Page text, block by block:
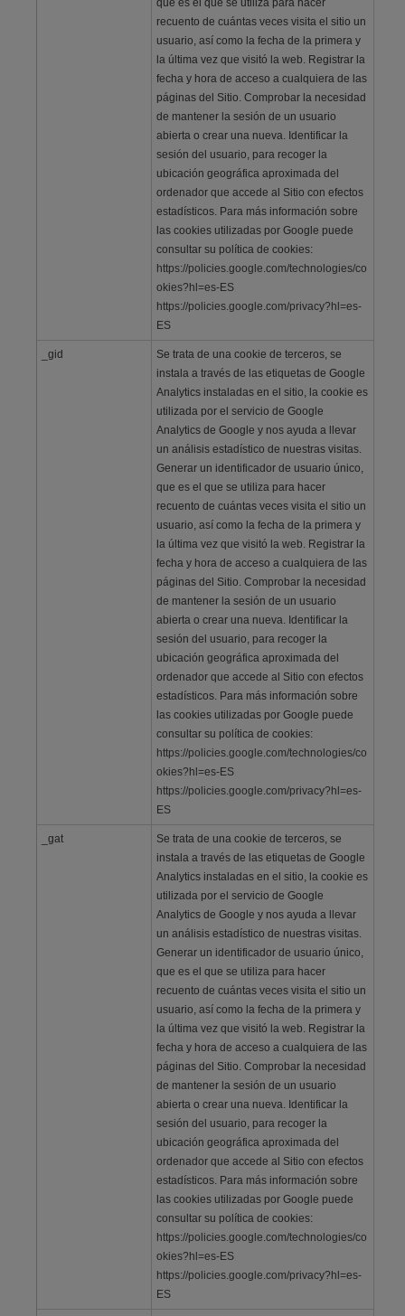
que es el que se utiliza para hacer
recuento de cuántas veces visita el sitio un
usuario, así como la fecha de la primera y
la última vez que visitó la web. Registrar la
fecha y hora de acceso a cualquiera de las
páginas del Sitio. Comprobar la necesidad
de mantener la sesión de un usuario
abierta o crear una nueva. Identificar la
sesión del usuario, para recoger la
ubicación geográfica aproximada del
ordenador que accede al Sitio con efectos
estadísticos. Para más información sobre
las cookies utilizadas por Google puede
consultar su política de cookies:
https://policies.google.com/technologies/co
okies?hl=es-ES
https://policies.google.com/privacy?hl=es-
ES
_gid
Se trata de una cookie de terceros, se
instala a través de las etiquetas de Google
Analytics instaladas en el sitio, la cookie es
utilizada por el servicio de Google
Analytics de Google y nos ayuda a llevar
un análisis estadístico de nuestras visitas.
Generar un identificador de usuario único,
que es el que se utiliza para hacer
recuento de cuántas veces visita el sitio un
usuario, así como la fecha de la primera y
la última vez que visitó la web. Registrar la
fecha y hora de acceso a cualquiera de las
páginas del Sitio. Comprobar la necesidad
de mantener la sesión de un usuario
abierta o crear una nueva. Identificar la
sesión del usuario, para recoger la
ubicación geográfica aproximada del
ordenador que accede al Sitio con efectos
estadísticos. Para más información sobre
las cookies utilizadas por Google puede
consultar su política de cookies:
https://policies.google.com/technologies/co
okies?hl=es-ES
https://policies.google.com/privacy?hl=es-
ES
_gat
Se trata de una cookie de terceros, se
instala a través de las etiquetas de Google
Analytics instaladas en el sitio, la cookie es
utilizada por el servicio de Google
Analytics de Google y nos ayuda a llevar
un análisis estadístico de nuestras visitas.
Generar un identificador de usuario único,
que es el que se utiliza para hacer
recuento de cuántas veces visita el sitio un
usuario, así como la fecha de la primera y
la última vez que visitó la web. Registrar la
fecha y hora de acceso a cualquiera de las
páginas del Sitio. Comprobar la necesidad
de mantener la sesión de un usuario
abierta o crear una nueva. Identificar la
sesión del usuario, para recoger la
ubicación geográfica aproximada del
ordenador que accede al Sitio con efectos
estadísticos. Para más información sobre
las cookies utilizadas por Google puede
consultar su política de cookies:
https://policies.google.com/technologies/co
okies?hl=es-ES
https://policies.google.com/privacy?hl=es-
ES